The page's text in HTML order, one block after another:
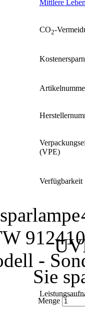
Mittlere
CO2-
(VPE)
Verfügbarkeit
Sie
Menge
-